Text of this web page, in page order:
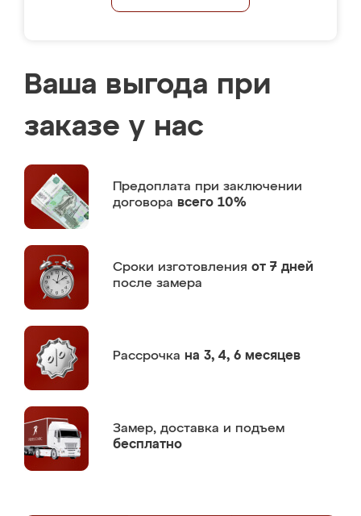
Ваша выгода при
заказе у нас
Предоплата при заключении
договора всего 10%
Сроки изготовления от 7 дней
после замера
Рассрочка на 3, 4, 6 месяцев
Замер, доставка и подъем
бесплатно